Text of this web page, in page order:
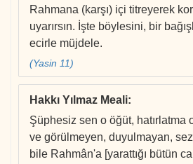
Rahmana (karşı) içi titreyerek
uyarırsın. İşte böylesini, bir
ecirle müjdele.
(Yasin 11)
Hakkı Yılmaz Meali:
Şüphesiz sen o öğüt, hatırlatma
ve görülmeyen, duyulmayan,
bile Rahmân'a [yarattığı bütün